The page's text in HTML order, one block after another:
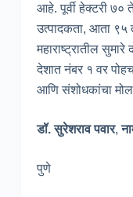
आहे. पूर्वी हेक्टरी ७०
उत्पादकता, आता ९५
महाराष्ट्रातील सुमारे
देशात नंबर १ वर
आणि संशोधकांचा
डॉ. सुरेशराव पवार,
पुणे